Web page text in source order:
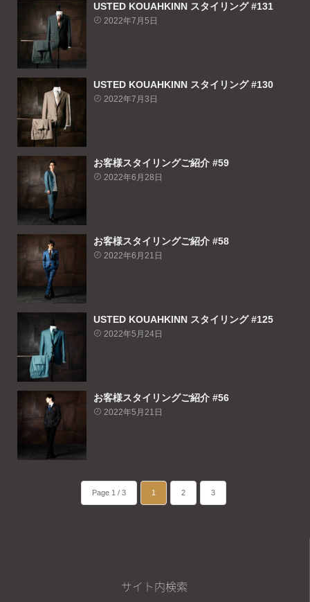
USTED KOUAHKINN スタイリング #131
2022年7月5日
USTED KOUAHKINN スタイリング #130
2022年7月3日
お客様スタイリングご紹介 #59
2022年6月28日
お客様スタイリングご紹介 #58
2022年6月21日
USTED KOUAHKINN スタイリング #125
2022年5月24日
お客様スタイリングご紹介 #56
2022年5月21日
Page 1 / 3 1 2 3
サイト内検索